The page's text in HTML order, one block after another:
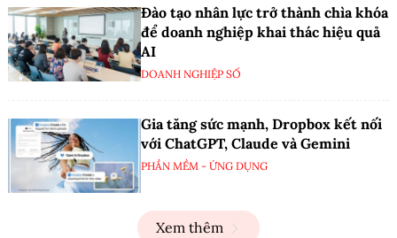
Đào tạo nhân lực trở thành chìa khóa
để doanh nghiệp khai thác hiệu quả
AI
DOANH NGHIỆP SỐ
Gia tăng sức mạnh, Dropbox kết nối
với ChatGPT, Claude và Gemini
PHẦN MỀM - ỨNG DỤNG
Xem thêm